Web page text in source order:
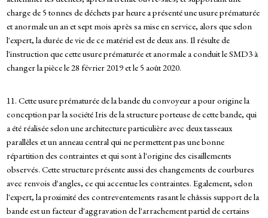
charge de 5 tonnes de déchets par heure a présenté une usure prématurée
et anormale un an et sept mois après sa mise en service, alors que selon
l'expert, la durée de vie de ce matériel est de deux ans. Il résulte de
l'instruction que cette usure prématurée et anormale a conduit le SMD3 à
changer la pièce le 28 février 2019 et le 5 août 2020.
11. Cette usure prématurée de la bande du convoyeur a pour origine la
conception par la société Iris de la structure porteuse de cette bande, qui
a été réalisée selon une architecture particulière avec deux tasseaux
parallèles et un anneau central qui ne permettent pas une bonne
répartition des contraintes et qui sont à l'origine des cisaillements
observés. Cette structure présente aussi des changements de courbures
avec renvois d'angles, ce qui accentue les contraintes. Egalement, selon
l'expert, la proximité des contreventements rasant le châssis support de la
bande est un facteur d'aggravation de l'arrachement partiel de certains